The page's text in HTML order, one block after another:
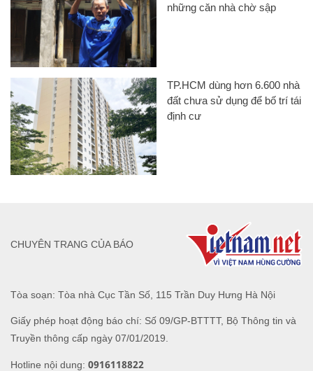
những căn nhà chờ sập
TP.HCM dùng hơn 6.600 nhà
đất chưa sử dụng để bố trí tái
định cư
Tòa soạn: Tòa nhà Cục Tần Số, 115 Trần Duy Hưng Hà Nội
Giấy phép hoạt động báo chí: Số 09/GP-BTTTT, Bộ Thông tin và
Truyền thông cấp ngày 07/01/2019.
Hotline nội dung: 0916118822
CHUYÊN TRANG CỦA BÁO